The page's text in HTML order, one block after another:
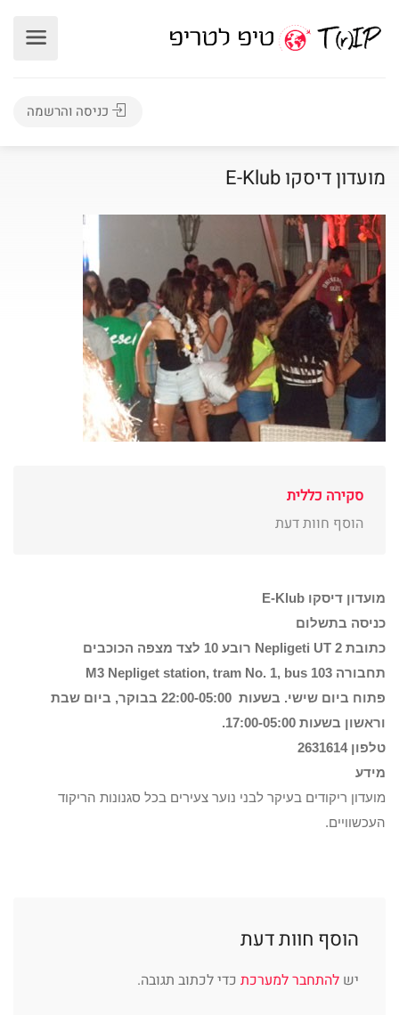
כניסה והרשמה
מועדון דיסקו E-Klub
סקירה כללית
הוסף חוות דעת
מועדון דיסקו E-Klub
כניסה בתשלום
כתובת Nepligeti UT 2 רובע 10 לצד מצפה הכוכבים
תחבורה M3 Nepliget station, tram No. 1, bus 103
פתוח ביום שישי. בשעות 22:00-05:00 בבוקר, ביום שבת
וראשון בשעות 17:00-05:00.
טלפון 2631614
מידע
מועדון ריקודים בעיקר לבני נוער צעירים בכל סגנונות הריקוד
העכשוויים.
הוסף חוות דעת
יש להתחבר למערכת כדי לכתוב תגובה.